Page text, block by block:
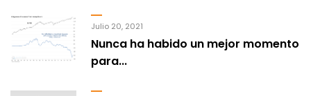
Julio 20, 2021
Nunca ha habido un mejor momento
para...